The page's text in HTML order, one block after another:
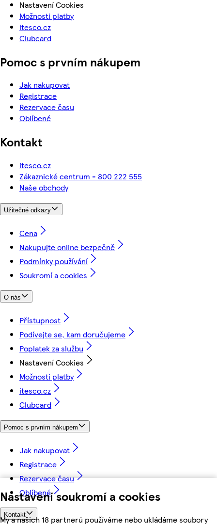
Nastavení soukromí a cookies
My a našich 18 partnerů používáme nebo ukládáme soubory
Nastavení Cookies
Možnosti platby
itesco.cz
Clubcard
Pomoc s prvním nákupem
Jak nakupovat
Registrace
Rezervace času
Oblíbené
Kontakt
itesco.cz
Zákaznické centrum - 800 222 555
Naše obchody
Užitečné odkazy
Cena
Nakupujte online bezpečně
Podmínky používání
Soukromí a cookies
O nás
Přístupnost
Podívejte se, kam doručujeme
Poplatek za službu
Nastavení Cookies
Možnosti platby
itesco.cz
Clubcard
Pomoc s prvním nákupem
Jak nakupovat
Registrace
Rezervace času
Oblíbené
Kontakt